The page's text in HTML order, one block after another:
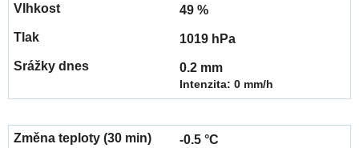
49 %
1019 hPa
0.2 mm
Intenzita: 0 mm/h
-0.5 °C